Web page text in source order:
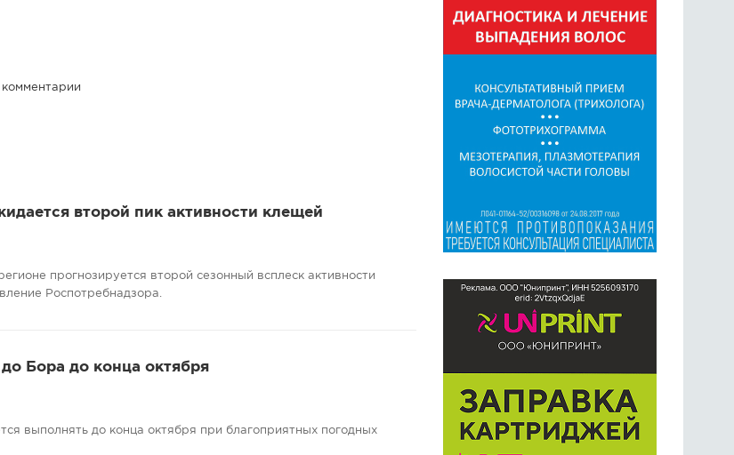
второй пик активности клещей
прогнозируется второй сезонный всплеск активности
Роспотребнадзора.
Бора до конца октября
выполнять до конца октября при благоприятных погодных